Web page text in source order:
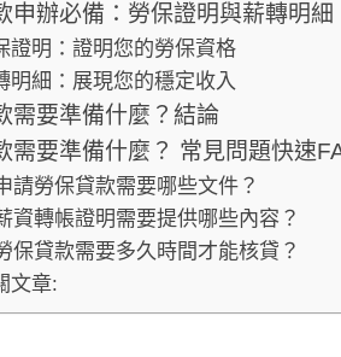
申辦必備：勞保證明與薪轉明細
證明：證明您的勞保資格
明細：展現您的穩定收入
需要準備什麼？結論
需要準備什麼？ 常見問題快速
請勞保貸款需要哪些文件？
資轉帳證明需要提供哪些內容？
保貸款需要多久時間才能核貸？
文章: